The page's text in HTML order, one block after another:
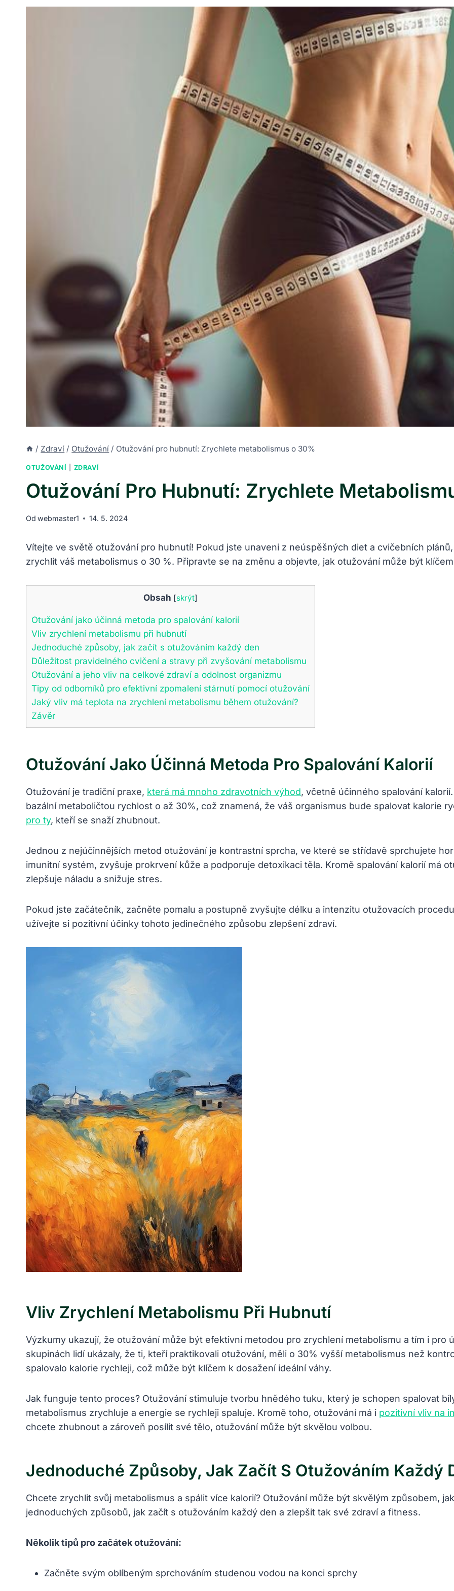
/ Zdraví / Otužování / Otužování pro hubnutí: Zrychlete metabolismus o 30%
OTUŽOVÁNÍ ZDRAVÍ
Otužování Pro Hubnutí: Zrychlete
Od webmaster1 14. 5. 2024
Vítejte ve světě otužování pro hubnutí! Pokud jste unaveni z neúspěšných diet a cvičebních
zrychlit váš metabolismus o 30 %. Připravte se na změnu a objevte, jak otužování může být
Obsah [skrýt]
Otužování jako účinná metoda pro spalování kalorií
Vliv zrychlení metabolismu při hubnutí
Jednoduché způsoby, jak začít s otužováním každý den
Důležitost pravidelného cvičení a stravy při zvyšování metabolismu
Otužování a jeho vliv na celkové zdraví a odolnost organizmu
Tipy od odborníků pro efektivní zpomalení stárnutí pomocí otužování
Jaký vliv má teplota na zrychlení metabolismu během otužování?
Závěr
Otužování Jako Účinná Metoda Pro Spalování Kalorií
Otužování je tradiční praxe, která má mnoho zdravotních výhod, včetně účinného spalování
bazální metaboličtou rychlost o až 30%, což znamená, že váš organismus bude spalovat kalorie
pro ty, kteří se snaží zhubnout.
Jednou z nejúčinnějších metod otužování je kontrastní sprcha, ve které se střídavě sprchujete
imunitní systém, zvyšuje prokrvení kůže a podporuje detoxikaci těla. Kromě spalování kalorií má
zlepšuje náladu a snižuje stres.
Pokud jste začátečník, začněte pomalu a postupně zvyšujte délku a intenzitu otužovacích
užívejte si pozitivní účinky tohoto jedinečného způsobu zlepšení zdraví.
Vliv Zrychlení Metabolismu Při Hubnutí
Výzkumy ukazují, že otužování může být efektivní metodou pro zrychlení metabolismu a tím i pro
skupinách lidí ukázaly, že ti, kteří praktikovali otužování, měli o 30% vyšší metabolismus než
spalovalo kalorie rychleji, což může být klíčem k dosažení ideální váhy.
Jak funguje tento proces? Otužování stimuluje tvorbu hnědého tuku, který je schopen spalovat
metabolismus zrychluje a energie se rychleji spaluje. Kromě toho, otužování má i pozitivní vliv na
chcete zhubnout a zároveň posílit své tělo, otužování může být skvělou volbou.
Jednoduché Způsoby, Jak Začít S Otužováním Každý
Chcete zrychlit svůj metabolismus a spálit více kalorií? Otužování může být skvělým způsobem,
jednoduchých způsobů, jak začít s otužováním každý den a zlepšit tak své zdraví a fitness.
Několik tipů pro začátek otužování:
Začněte svým oblíbeným sprchováním studenou vodou na konci sprchy